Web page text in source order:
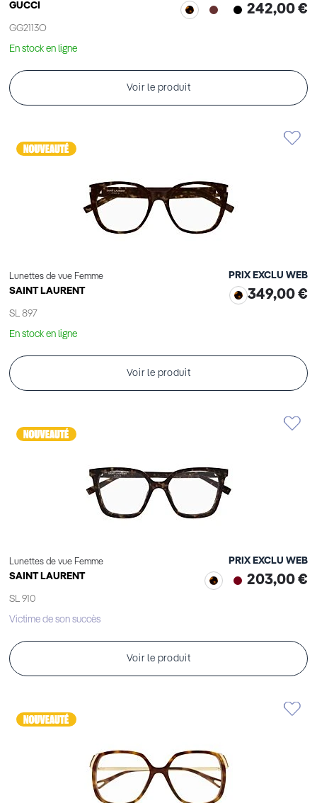
GUCCI
GG2113O
242,00 €
En stock en ligne
Voir le produit
Lunettes de vue Femme
SAINT LAURENT
SL 897
PRIX EXCLU WEB
349,00 €
En stock en ligne
Voir le produit
Lunettes de vue Femme
SAINT LAURENT
SL 910
PRIX EXCLU WEB
203,00 €
Victime de son succès
Voir le produit